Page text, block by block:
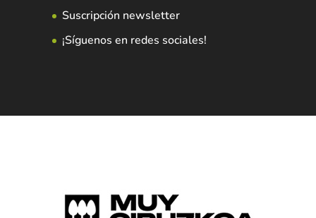
Suscripción newsletter
¡Síguenos en redes sociales!